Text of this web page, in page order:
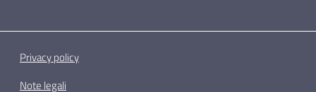
Privacy policy
Note legali